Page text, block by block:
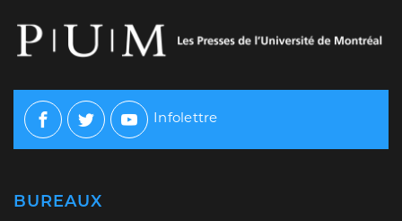
Facebook
TwitterYoutube
Infolettre
BUREAUX